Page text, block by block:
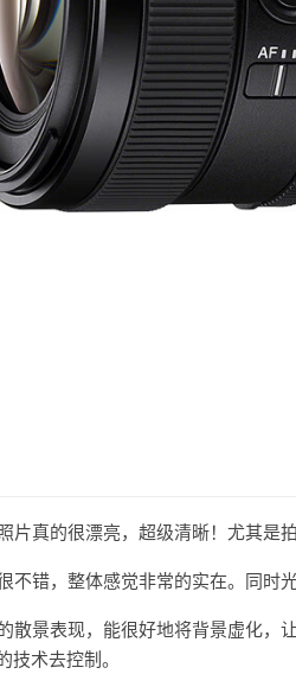
片真的很漂亮，超级清晰！尤其是
不错，整体感觉非常的实在。同时
散景表现，能很好地将背景虚化，
术去控制。